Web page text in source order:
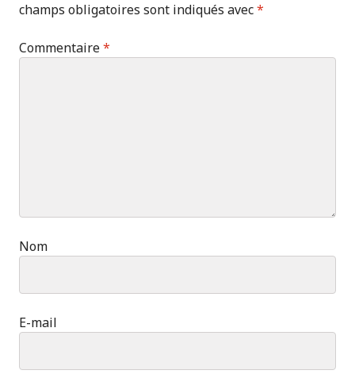
champs obligatoires sont indiqués avec*
Commentaire*
Nom
E-mail